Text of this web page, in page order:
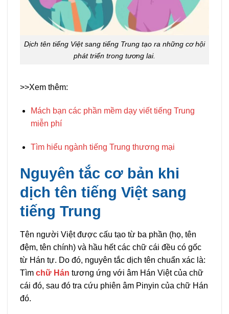
Dịch tên tiếng Việt sang tiếng Trung tạo ra những cơ hội
phát triển trong tương lai.
>>Xem thêm:
Mách bạn các phần mềm dạy viết tiếng Trung
miễn phí
Tìm hiểu ngành tiếng Trung thương mại
Nguyên tắc cơ bản khi
dịch tên tiếng Việt sang
tiếng Trung
Tên người Việt được cấu tạo từ ba phần (họ, tên
đệm, tên chính) và hầu hết các chữ cái đều có gốc
từ Hán tự. Do đó, nguyên tắc dịch tên chuẩn xác là:
Tìm chữ Hán tương ứng với âm Hán Việt của chữ
cái đó, sau đó tra cứu phiên âm Pinyin của chữ Hán
đó.